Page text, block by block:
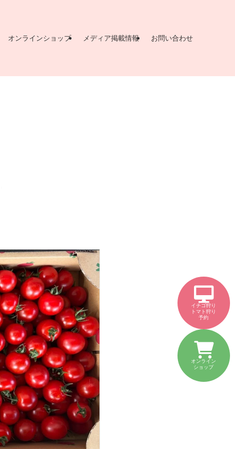
イチゴ狩り
トマト狩り
予約
オンライン
ショップ
オンラインショップ メディア掲載情報 お問い合わせ